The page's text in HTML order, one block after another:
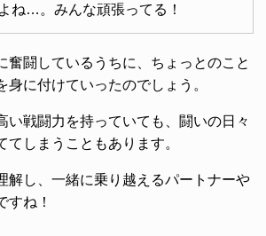
ね…。みんな頑張ってる！
奮闘しているうちに、ちょっとのこと
身に付けていったのでしょう。
い戦闘力を持っていても、闘いの日々
てしまうこともあります。
解し、一緒に乗り越えるパートナーや
すね！